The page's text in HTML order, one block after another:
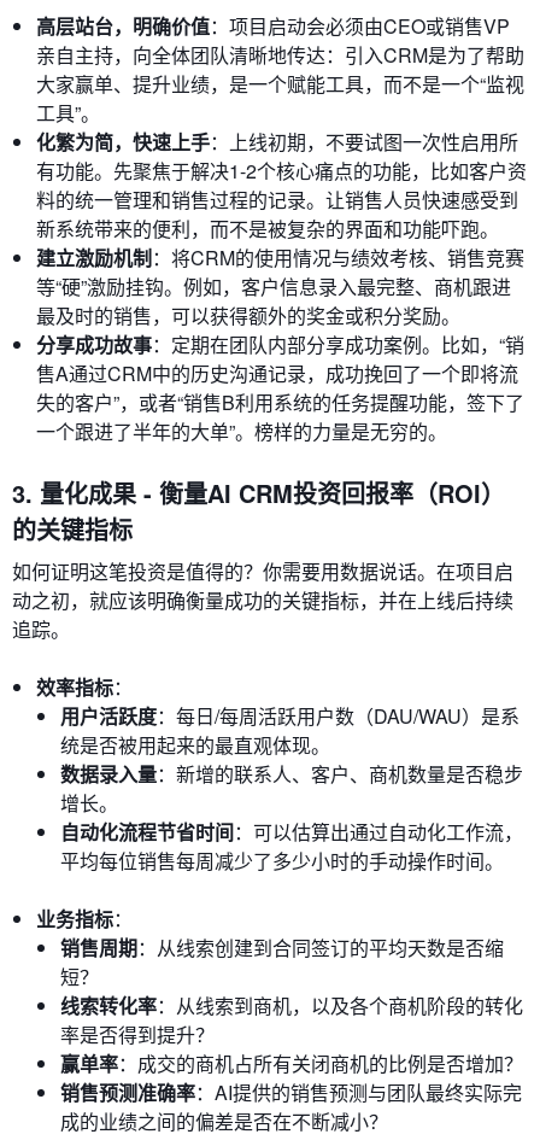
高层站台，明确价值：项目启动会必须由CEO或销售VP
亲自主持，向全体团队清晰地传达：引入CRM是为了帮助
大家赢单、提升业绩，是一个赋能工具，而不是一个“监视
工具”。
化繁为简，快速上手：上线初期，不要试图一次性启用所
有功能。先聚焦于解决1-2个核心痛点的功能，比如客户资
料的统一管理和销售过程的记录。让销售人员快速感受到
新系统带来的便利，而不是被复杂的界面和功能吓跑。
建立激励机制：将CRM的使用情况与绩效考核、销售竞赛
等“硬”激励挂钩。例如，客户信息录入最完整、商机跟进
最及时的销售，可以获得额外的奖金或积分奖励。
分享成功故事：定期在团队内部分享成功案例。比如，“销
售A通过CRM中的历史沟通记录，成功挽回了一个即将流
失的客户”，或者“销售B利用系统的任务提醒功能，签下了
一个跟进了半年的大单”。榜样的力量是无穷的。
3. 量化成果 - 衡量AI CRM投资回报率（ROI）
的关键指标
如何证明这笔投资是值得的？你需要用数据说话。在项目启
动之初，就应该明确衡量成功的关键指标，并在上线后持续
追踪。
效率指标：
用户活跃度：每日/每周活跃用户数（DAU/WAU）是系
统是否被用起来的最直观体现。
数据录入量：新增的联系人、客户、商机数量是否稳步
增长。
自动化流程节省时间：可以估算出通过自动化工作流，
平均每位销售每周减少了多少小时的手动操作时间。
业务指标：
销售周期：从线索创建到合同签订的平均天数是否缩
短？
线索转化率：从线索到商机，以及各个商机阶段的转化
率是否得到提升？
赢单率：成交的商机占所有关闭商机的比例是否增加？
销售预测准确率：AI提供的销售预测与团队最终实际完
成的业绩之间的偏差是否在不断减小？